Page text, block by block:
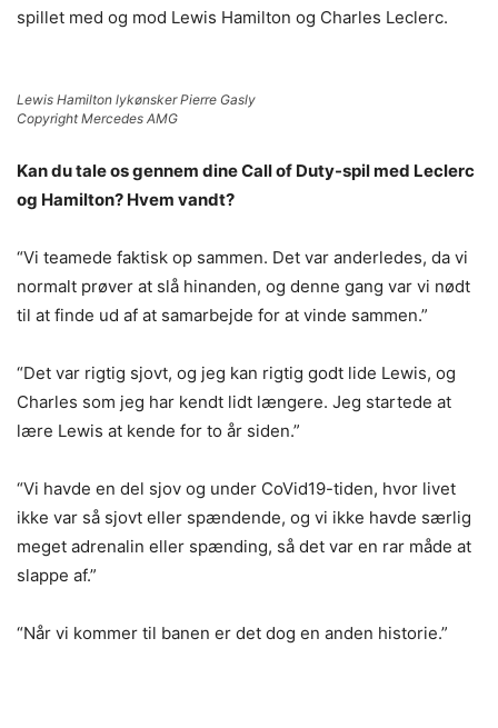
spillet med og mod Lewis Hamilton og Charles Leclerc.
Lewis Hamilton lykønsker Pierre Gasly
Copyright Mercedes AMG
Kan du tale os gennem dine Call of Duty-spil med Leclerc
og Hamilton? Hvem vandt?
“Vi teamede faktisk op sammen. Det var anderledes, da vi
normalt prøver at slå hinanden, og denne gang var vi nødt
til at finde ud af at samarbejde for at vinde sammen.”
“Det var rigtig sjovt, og jeg kan rigtig godt lide Lewis, og
Charles som jeg har kendt lidt længere. Jeg startede at
lære Lewis at kende for to år siden.”
“Vi havde en del sjov og under CoVid19-tiden, hvor livet
ikke var så sjovt eller spændende, og vi ikke havde særlig
meget adrenalin eller spænding, så det var en rar måde at
slappe af.”
“Når vi kommer til banen er det dog en anden historie.”